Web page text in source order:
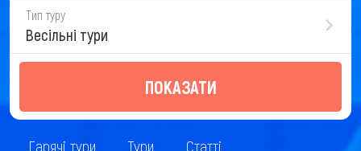
Тип туру
Весільні тури
ПОКАЗАТИ
Гарячі тури Тури Статті